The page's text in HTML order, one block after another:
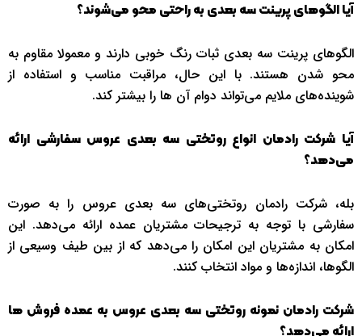
آیا الگوهای پرینت سه بعدی به راحتی محو می‌شوند؟
الگوهای پرینت سه بعدی ثبات رنگ خوبی دارند و معمولا مقاوم به
محو شدن هستند. با این حال، مراقبت مناسب و استفاده از
شوینده‌های ملایم می‌تواند دوام آن ها را بیشتر کند.
آیا شرکت رادمان انواع روتختی سه بعدی عروس سفارشی ارائه
می‌دهد؟
بله، شرکت رادمان روتختی‌های سه بعدی عروس را به صورت
سفارشی با توجه به ترجیحات مشتریان عمده ارائه می‌دهد. این
امکان به مشتریان این امکان را می‌دهد که از بین طیف وسیعی از
الگوها، اندازه‌ها و مواد انتخاب کنند.
شرکت رادمان نمونه روتختی سه بعدی عروس به عمده فروش ها
ارائه می‌دهد؟